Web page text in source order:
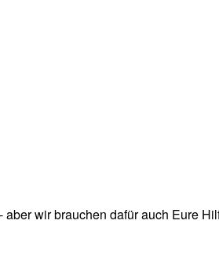
wir brauchen dafür auch Eure